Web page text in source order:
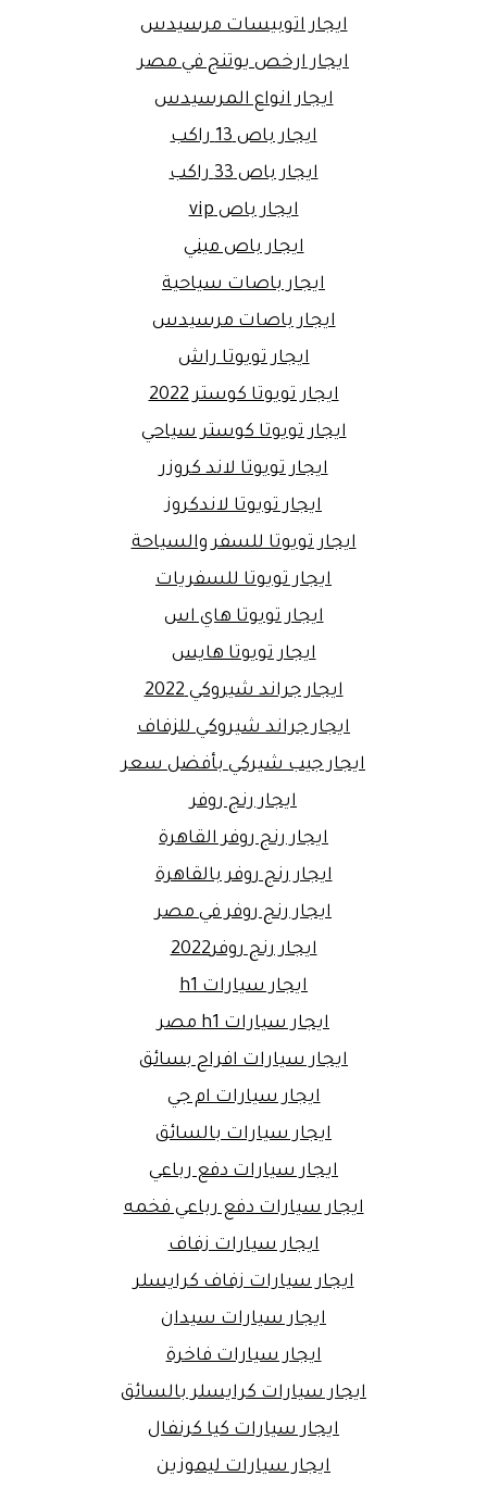
ايجار اتوبيسات مرسيدس
ايجار ارخص يوتنج في مصر
ايجار انواع المرسيدس
ايجار باص 13 راكب
ايجار باص 33 راكب
ايجار باص vip
ايجار باص ميني
ايجار باصات سياحية
ايجار باصات مرسيدس
ايجار تويوتا راش
ايجار تويوتا كوستر 2022
ايجار تويوتا كوستر سياحي
ايجار تويوتا لاند كروزر
ايجار تويوتا لاندكروز
ايجار تويوتا للسفر والسياحة
ايجار تويوتا للسفريات
ايجار تويوتا هاي اس
ايجار تويوتا هايس
ايجار جراند شيروكي 2022
ايجار جراند شيروكي للزفاف
ايجار جيب شيركي بأفضل سعر
ايجار رنج روفر
ايجار رنج روفر القاهرة
ايجار رنج روفر بالقاهرة
ايجار رنج روفر في مصر
ايجار رنج روفر2022
ايجار سيارات h1
ايجار سيارات h1 مصر
ايجار سيارات افراح بسائق
ايجار سيارات ام جي
ايجار سيارات بالسائق
ايجار سيارات دفع رباعي
ايجار سيارات دفع رباعي فخمه
ايجار سيارات زفاف
ايجار سيارات زفاف كرايسلر
ايجار سيارات سيدان
ايجار سيارات فاخرة
ايجار سيارات كرايسلر بالسائق
ايجار سيارات كيا كرنفال
ايجار سيارات ليموزين